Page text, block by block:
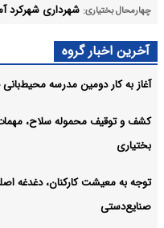
چهارمحال بختیاری: شهرداری شهرکرد
چهارمحال بختیاری: شتاب در عملیاتآخرین اخبار گروه
آغاز به کار دومین مدرسه
کشف و توقیف محموله سلاح،
بختیاری
توجه به معیشت کارکنان، دغدغه
صنایع‌دستی